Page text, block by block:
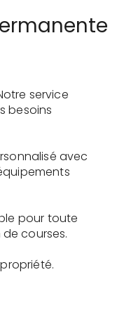
service
besoins
avec
pour toute
courses.